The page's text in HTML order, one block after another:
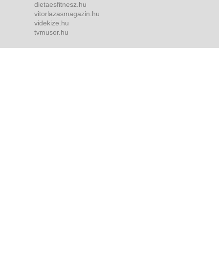
dietaesfitnesz.hu
vitorlazasmagazin.hu
videkize.hu
tvmusor.hu